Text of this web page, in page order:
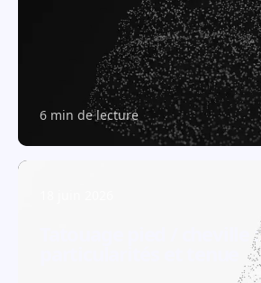
6 min de lecture
Tatouage pied / cheville :